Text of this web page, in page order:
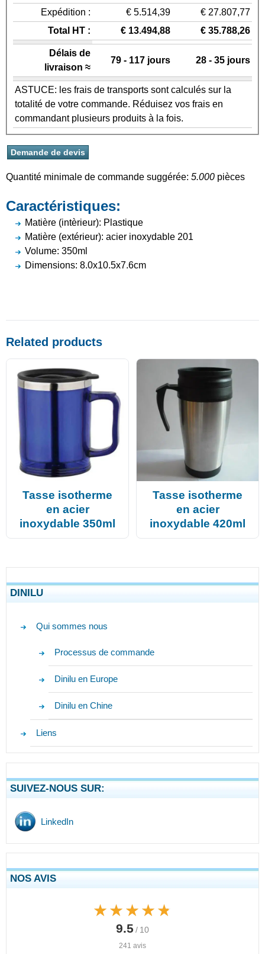
Expédition :
€ 5.514,39
€ 27.807,77
Total HT :
€ 13.494,88 € 35.788,26
Délais de
livraison ≈
79 - 117 jours 28 - 35 jours
ASTUCE: les frais de transports sont calculés sur la
totalité de votre commande. Réduisez vos frais en
commandant plusieurs produits à la fois.
Quantité minimale de commande suggérée: 5.000 pièces
Caractéristiques:
Matière (intèrieur): Plastique
Matière (extérieur): acier inoxydable 201
Volume: 350ml
Dimensions: 8.0x10.5x7.6cm
Related products
Tasse isotherme
en acier
inoxydable 350ml
Tasse isotherme
en acier
inoxydable 420ml
DINILU
Qui sommes nous
Processus de commande
Dinilu en Europe
Dinilu en Chine
Liens
SUIVEZ-NOUS SUR:
LinkedIn
NOS AVIS
★★★★★
★★★★★
9.5 / 10
241 avis